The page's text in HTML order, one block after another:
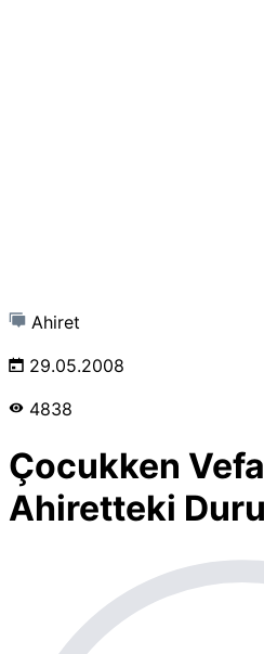
Ahiret
29.05.2008
4838
Çocukken
Ahiretteki